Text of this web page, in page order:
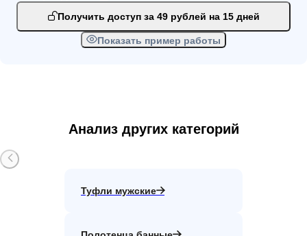
Получить доступ за 49 рублей на 15 дней
Показать пример работы
Анализ других категорий
Туфли мужские